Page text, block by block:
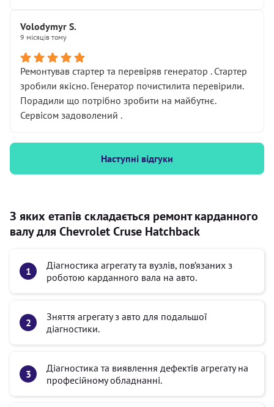
Volodymyr S.
9 місяців тому
Ремонтував стартер та перевіряв генератор . Стартер
зробили якісно. Генератор почистилита перевірили.
Порадили що потрібно зробити на майбутнє.
Сервісом задоволений .
Наступні відгуки
З яких етапів складається ремонт карданного
валу для Chevrolet Cruse Hatchback
Діагностика агрегату та вузлів, пов’язаних з
роботою карданного вала на авто.
Зняття агрегату з авто для подальшої
діагностики.
Діагностика та виявлення дефектів агрегату на
професійному обладнанні.